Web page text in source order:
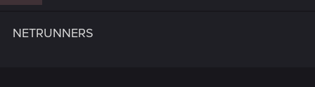
NETRUNNERS